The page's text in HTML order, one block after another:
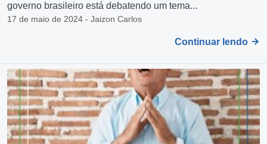
governo brasileiro está debatendo um tema...
17 de maio de 2024 - Jaizon Carlos
Continuar lendo